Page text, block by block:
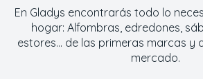
En Gladys encontrarás todo lo
hogar: Alfombras, edredones,
estores... de las primeras marcas y
mercado.